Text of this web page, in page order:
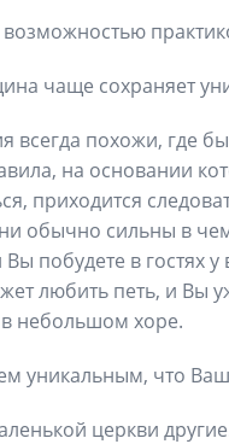
возможностью
чаще сохраняет
всегда похожи, где
на основании
приходится
обычно сильны в
побудете в гостях
любить петь, и Вы
небольшом хоре.
уникальным, что
церкви